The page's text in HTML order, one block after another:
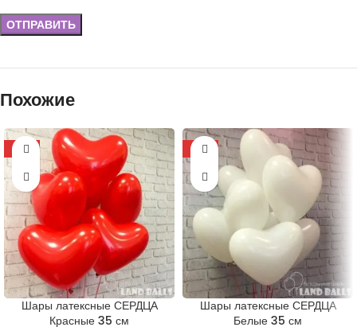
Похожие
-10%
Шары латексные СЕРДЦА
Красные 35 см
-11%
Шары латексные СЕРДЦА
Белые 35 см